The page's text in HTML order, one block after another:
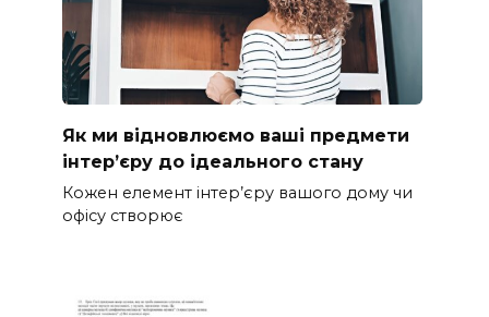
Як ми відновлюємо ваші предмети
інтер’єру до ідеального стану
Кожен елемент інтер’єру вашого дому чи
офісу створює